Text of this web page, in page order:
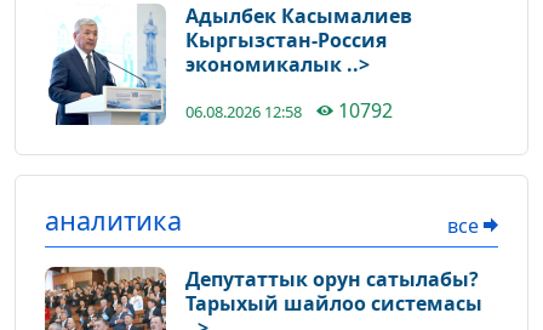
Адылбек Касымалиев
Кыргызстан-Россия
экономикалык ..>
06.08.2026 12:58 10792
аналитика
все
Депутаттык орун сатылабы?
Тарыхый шайлоо системасы